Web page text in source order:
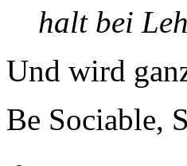
halt bei
Und wird
Be Sociable,